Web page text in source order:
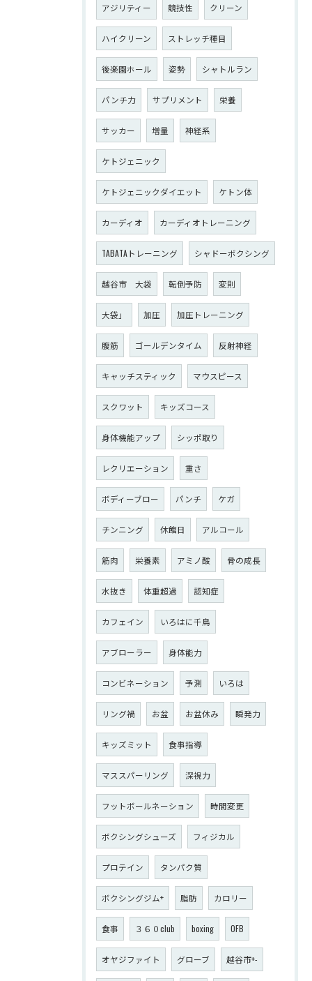
アジリティー 競技性 クリーン
ハイクリーン ストレッチ種目
後楽園ホール 姿勢 シャトルラン
パンチ力 サプリメント 栄養
サッカー 増量 神経系
ケトジェニック
ケトジェニックダイエット ケトン体
カーディオ カーディオトレーニング
TABATAトレーニング シャドーボクシング
越谷市 大袋 転倒予防 変則
大袋」 加圧 加圧トレーニング
腹筋 ゴールデンタイム 反射神経
キャッチスティック マウスピース
スクワット キッズコース
身体機能アップ シッポ取り
レクリエーション 重さ
ボディーブロー パンチ ケガ
チンニング 休館日 アルコール
筋肉 栄養素 アミノ酸 骨の成長
水抜き 体重超過 認知症
カフェイン いろはに千鳥
アブローラー 身体能力
コンビネーション 予測 いろは
リング禍 お盆 お盆休み 瞬発力
キッズミット 食事指導
マススパーリング 深視力
フットボールネーション 時間変更
ボクシングシューズ フィジカル
プロテイン タンパク質
ボクシングジム+ 脂肪 カロリー
食事 ３６０club boxing OFB
オヤジファイト グローブ 越谷市+-